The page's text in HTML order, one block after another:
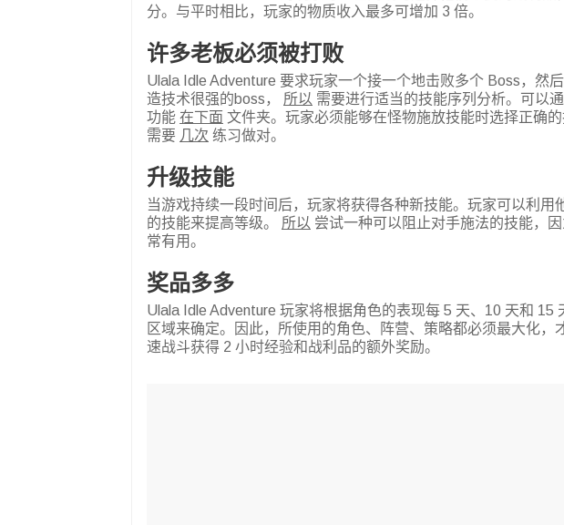
分。与平时相比，玩家的物质收入最多可增加 3 倍。
许多老板必须被打败
Ulala Idle Adventure 要求玩家一个接一个地击败多个 Boss，然
造技术很强的boss， 所以 需要进行适当的技能序列分析。可以
功能 在下面 文件夹。玩家必须能够在怪物施放技能时选择正确
需要 几次 练习做对。
升级技能
当游戏持续一段时间后，玩家将获得各种新技能。玩家可以利用
的技能来提高等级。 所以 尝试一种可以阻止对手施法的技能，
常有用。
奖品多多
Ulala Idle Adventure 玩家将根据角色的表现每 5 天、10 天和 15
区域来确定。因此，所使用的角色、阵营、策略都必须最大化，
速战斗获得 2 小时经验和战利品的额外奖励。